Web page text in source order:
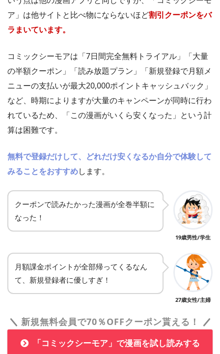
ア」は他サイトと比べ物にならないほど割引クーポンをバ
ラまいています。
コミックシーモアは「7日間完全無料トライアル」「大量
の半額クーポン」「読み放題プラン」「新規登録で月額メ
ニューの支払いが最大20,000ポイントキャッシュバック」
など、時期によりますが大量のキャンペーンが同時に行わ
れているため、「この漫画がいくら安くなった」という計
算は困難です。
無料で登録だけして、どれだけ安くなるか自分で体験して
みることをおすすめします。
クーポンで読みたかった漫画が全巻半額に
なった！
19歳男性/学生
月額課金ポイントが全部帰ってくるなん
て、新規登録者に優しすぎ！
27歳女性/主婦
新規無料会員で70％OFFクーポン貰える！
「コミックシーモア」で漫画を試し読みする